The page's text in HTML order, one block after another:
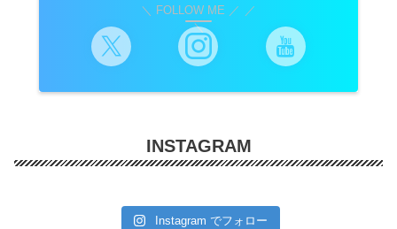
＼ FOLLOW ME ／
INSTAGRAM
Instagram でフォロー